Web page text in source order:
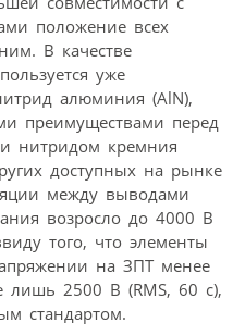
положение всех
В качестве
уже
алюминия (AlN),
преимуществами перед
нитридом кремния
доступных на рынке
между выводами
возросло до 4000 В
того, что элементы
на ЗПТ менее
лишь 2500 В (RMS, 60 с),
стандартом.